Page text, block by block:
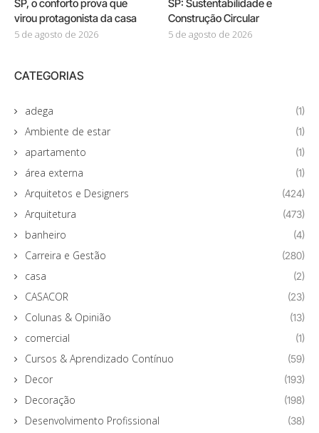
SP, o conforto prova que
virou protagonista da casa
5 de agosto de 2026
SP: Sustentabilidade e
Construção Circular
5 de agosto de 2026
CATEGORIAS
adega (1)
Ambiente de estar (1)
apartamento (1)
área externa (1)
Arquitetos e Designers (424)
Arquitetura (473)
banheiro (4)
Carreira e Gestão (280)
casa (2)
CASACOR (23)
Colunas & Opinião (13)
comercial (1)
Cursos & Aprendizado Contínuo (59)
Decor (193)
Decoração (198)
Desenvolvimento Profissional (38)